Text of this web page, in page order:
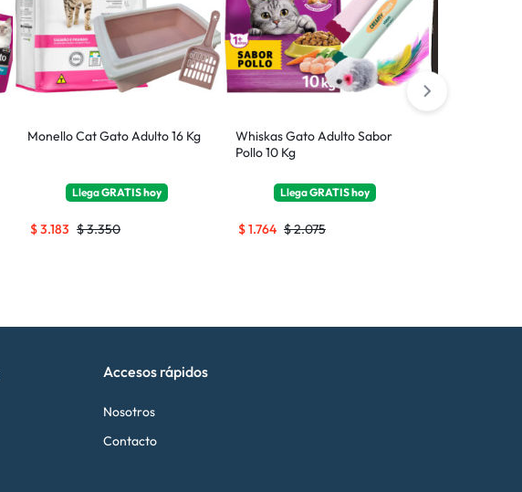
Monello Cat Gato Adulto 16 Kg
LlegaGRATIShoy
$3.350
$3.183
Whiskas Gato Adulto Sabor
Pollo 10 Kg
LlegaGRATIShoy
$2.075
$1.764
Accesos rápidos
Nosotros
Contacto